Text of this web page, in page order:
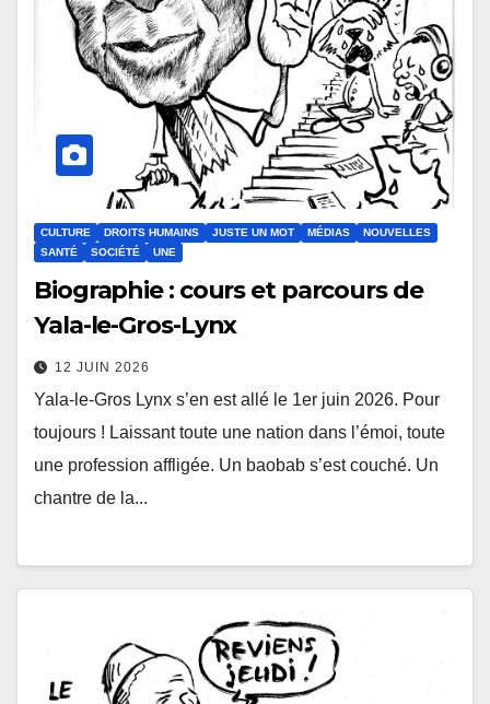
CULTURE DROITS HUMAINS JUSTE UN MOT MÉDIAS
NOUVELLES
SANTÉ
SOCIÉTÉ UNE
Biographie : cours et parcours de
Yala-le-Gros-Lynx
12 JUIN 2026
Yala-le-Gros Lynx s’en est allé le 1er juin 2026. Pour
toujours ! Laissant toute une nation dans l’émoi, toute
une profession affligée. Un baobab s’est couché. Un
chantre de la...